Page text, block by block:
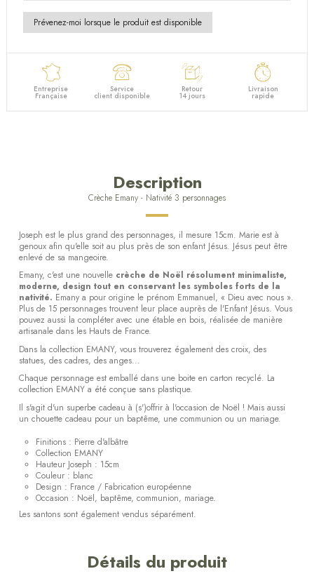
Entreprise
Française
Service
client disponible
Retour
14 jours
Livraison
rapide
Description
Crèche Emany - Nativité 3 personnages
Joseph est le plus grand des personnages, il mesure 15cm. Marie est à
genoux afin qu'elle soit au plus près de son enfant Jésus. Jésus peut être
enlevé de sa mangeoire.
Emany, c'est une nouvelle crèche de Noël résolument minimaliste,
moderne, design tout en conservant les symboles forts de la
nativité. Emany a pour origine le prénom Emmanuel, « Dieu avec nous ».
Plus de 15 personnages trouvent leur place auprès de l'Enfant Jésus. Vous
pouvez aussi la compléter avec une étable en bois, réalisée de manière
artisanale dans les Hauts de France.
Dans la collection EMANY, vous trouverez également des croix, des
statues, des cadres, des anges...
Chaque personnage est emballé dans une boite en carton recyclé. La
collection EMANY a été conçue sans plastique.
Il s'agit d'un superbe cadeau à (s')offrir à l'occasion de Noël ! Mais aussi
un chouette cadeau pour un baptême, une communion ou un mariage.
Finitions : Pierre d'albâtre
Collection EMANY
Hauteur Joseph : 15cm
Couleur : blanc
Design : France / Fabrication européenne
Occasion : Noël, baptême, communion, mariage.
Les santons sont également vendus séparément.
Détails du produit